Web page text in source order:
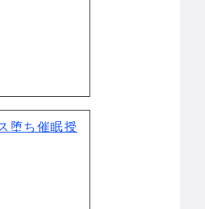
堕ち催眠授